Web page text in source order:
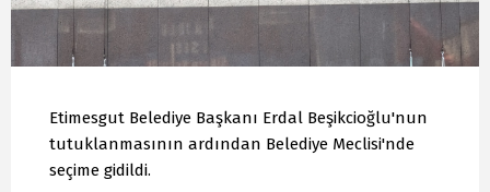
Etimesgut Belediye Başkanı Erdal Beşikcioğlu'nun
tutuklanmasının ardından Belediye Meclisi'nde
seçime gidildi.